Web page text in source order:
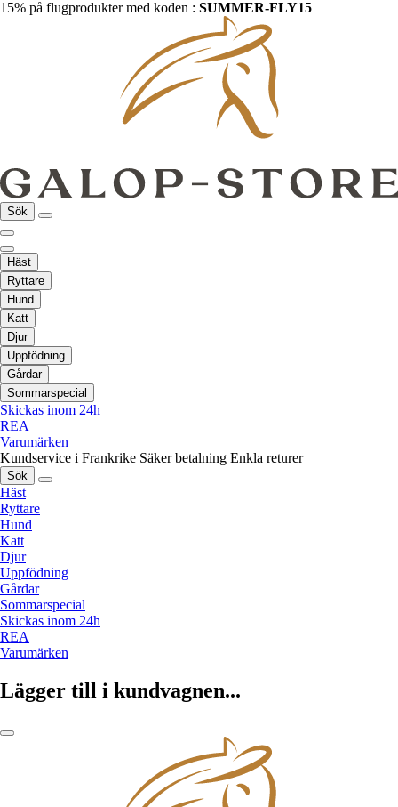
15% på flugprodukter med koden : SUMMER-FLY15
Sök
Häst
Ryttare
Hund
Katt
Djur
Uppfödning
Gårdar
Sommarspecial
Skickas inom 24h
REA
Varumärken
Kundservice i Frankrike Säker betalning Enkla returer
Sök
Häst
Ryttare
Hund
Katt
Djur
Uppfödning
Gårdar
Sommarspecial
Skickas inom 24h
REA
Varumärken
Lägger till i kundvagnen...